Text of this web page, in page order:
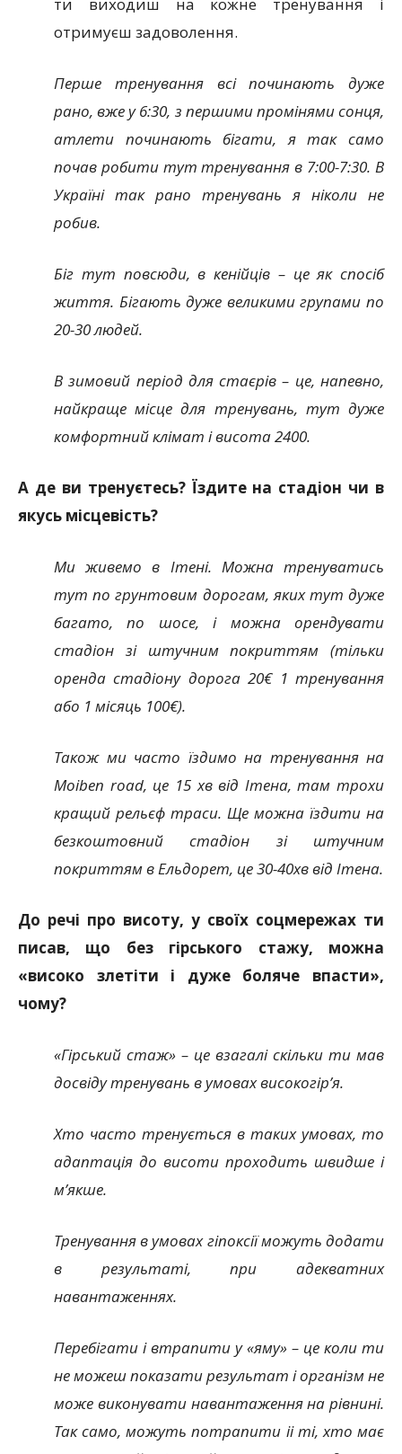
ти виходиш на кожне тренування і
отримуєш задоволення.
Перше тренування всі починають дуже
рано, вже у 6:30, з першими промінями сонця,
атлети починають бігати, я так само
почав робити тут тренування в 7:00-7:30. В
Україні так рано тренувань я ніколи не
робив.
Біг тут повсюди, в кенійців – це як спосіб
життя. Бігають дуже великими групами по
20-30 людей.
В зимовий період для стаєрів – це, напевно,
найкраще місце для тренувань, тут дуже
комфортний клімат і висота 2400.
А де ви тренуєтесь? Їздите на стадіон чи в
якусь місцевість?
Ми живемо в Ітені. Можна тренуватись
тут по грунтовим дорогам, яких тут дуже
багато, по шосе, і можна орендувати
стадіон зі штучним покриттям (тільки
оренда стадіону дорога 20€ 1 тренування
або 1 місяць 100€).
Також ми часто їздимо на тренування на
Moiben road, це 15 хв від Ітена, там трохи
кращий рельєф траси. Ще можна їздити на
безкоштовний стадіон зі штучним
покриттям в Ельдорет, це 30-40хв від Ітена.
До речі про висоту, у своїх соцмережах ти
писав, що без гірського стажу, можна
«високо злетіти і дуже боляче впасти»,
чому?
«Гірський стаж» – це взагалі скільки ти мав
досвіду тренувань в умовах високогір’я.
Хто часто тренується в таких умовах, то
адаптація до висоти проходить швидше і
м’якше.
Тренування в умовах гіпоксії можуть додати
в результаті, при адекватних
навантаженнях.
Перебігати і втрапити у «яму» – це коли ти
не можеш показати результат і організм не
може виконувати навантаження на рівнині.
Так само, можуть потрапити іі ті, хто має